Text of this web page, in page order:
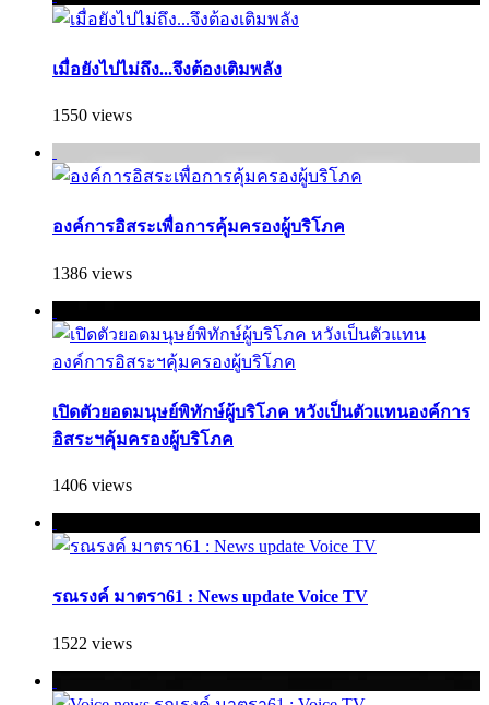
เมื่อยังไปไม่ถึง...จึงต้องเติมพลัง
1550 views
องค์การอิสระเพื่อการคุ้มครองผู้บริโภค
1386 views
เปิดตัวยอดมนุษย์พิทักษ์ผู้บริโภค หวังเป็นตัวแทนองค์การ
อิสระฯคุ้มครองผู้บริโภค
1406 views
รณรงค์ มาตรา61 : News update Voice TV
1522 views